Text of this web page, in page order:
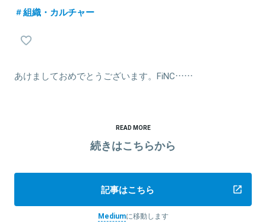
組織・カルチャー
あけましておめでとうございます。FiNC……
READ MORE
続きはこちらから
記事はこちら
Mediumに移動します